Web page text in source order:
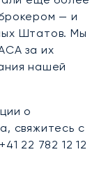
— и
Штатов. Мы
за их
нашей
о
свяжитесь с
22 782 12 12